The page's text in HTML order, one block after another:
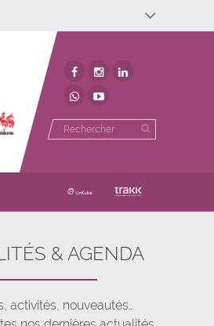
économique
territorial
& AGENDA
activités, nouveautés…